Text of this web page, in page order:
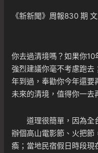
《新新聞》周報830 期
你去過清境嗎？如果你10
強烈建議你毫不考慮跑去
年到過，奉勸你今年還要
未來的清境，值得你一去
道理很簡單，因為全
辦個高山電影節、火把節
瘓；當地民宿假日時段現